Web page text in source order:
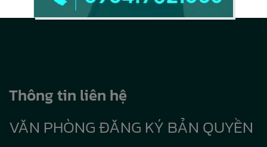
Thông tin liên hệ
VĂN PHÒNG ĐĂNG KÝ BẢN QUYỀN